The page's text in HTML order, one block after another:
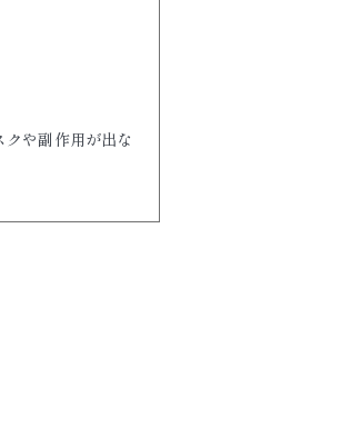
や副作用が出な